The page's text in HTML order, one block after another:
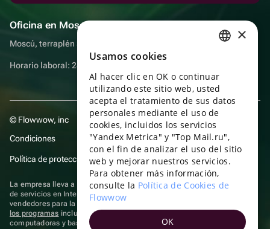
Oficina en Moscú
Moscú, terraplén Sadovnicheskaya, 9, sala 2/3
Horario laboral: 24 horas
© Flowwow, inc
Condiciones
Política de protección y privacidad de datos
La empresa lleva a cabo su actividad en el ámbito de las TI: prestación
de servicios en Internet para la publicación de ofertas (anuncios) de
vendedores para la venta de artículos. Acceder a la
los programas incluidos en el registro de programas rusos para
computadoras y bases de datos.
ENGLISH
UKRAINIAN
PORTUGUESE
SPANISH
HUNGARIAN
ITALIAN
×
Usamos cookies
Al hacer clic en OK o continuar
utilizando este sitio web, usted
acepta el tratamiento de sus datos
personales mediante el uso de
cookies, incluidos los servicios
"Yandex Metrica" y "Top Mail.ru",
con el fin de analizar el uso del sitio
web y mejorar nuestros servicios.
Para obtener más información,
consulte la Política de Cookies de
Flowwow
OK